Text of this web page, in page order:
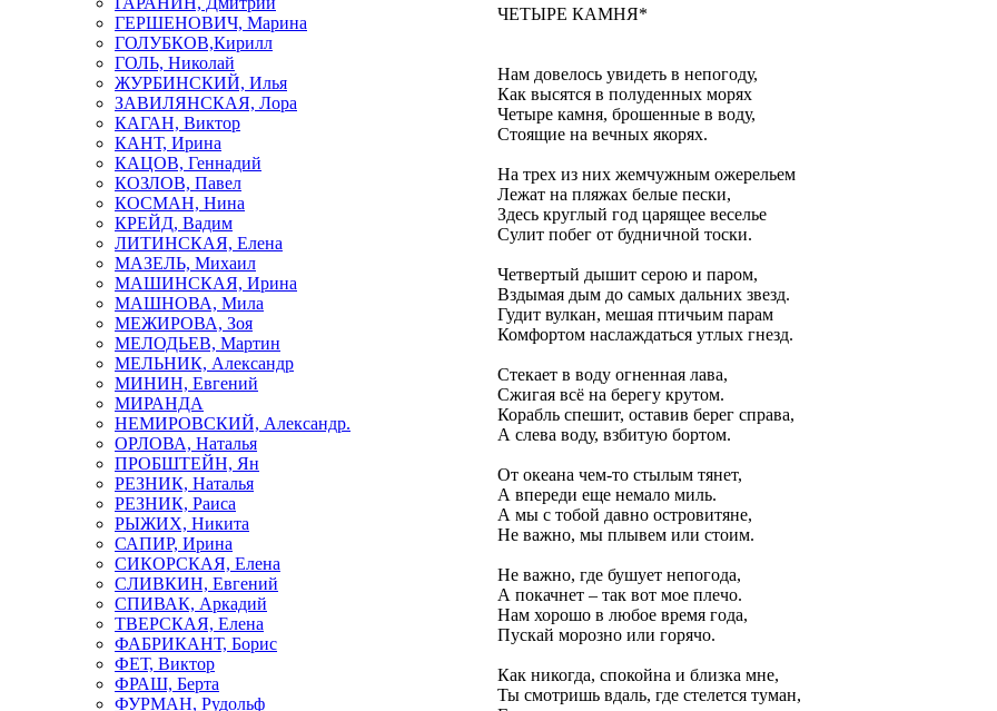
ГЕРШЕНОВИЧ, Марина
ГОЛУБКОВ,Кирилл
ГОЛЬ, Николай
ЖУРБИНСКИЙ, Илья
ЗАВИЛЯНСКАЯ, Лора
КАГАН, Виктор
КАНТ, Ирина
КАЦОВ, Геннадий
КОЗЛОВ, Павел
КОСМАН, Нина
КРЕЙД, Вадим
ЛИТИНСКАЯ, Елена
МАЗЕЛЬ, Михаил
МАШИНСКАЯ, Ирина
МАШНОВА, Мила
МЕЖИРОВА, Зоя
МЕЛОДЬЕВ, Мартин
МЕЛЬНИК, Александр
МИНИН, Евгений
МИРАНДА
НЕМИРОВСКИЙ, Александр.
ОРЛОВА, Наталья
ПРОБШТЕЙН, Ян
РЕЗНИК, Наталья
РЕЗНИК, Раиса
РЫЖИХ, Никита
САПИР, Ирина
СИКОРСКАЯ, Елена
СЛИВКИН, Евгений
СПИВАК, Аркадий
ТВЕРСКАЯ, Елена
ФАБРИКАНТ, Борис
ФЕТ, Виктор
ФРАШ, Берта
ФУРМАН, Рудольф
ЧЕТЫРЕ КАМНЯ*
Нам довелось увидеть в непогоду,
Как высятся в полуденных морях
Четыре камня, брошенные в воду,
Стоящие на вечных якорях.
На трех из них жемчужным ожерельем
Лежат на пляжах белые пески,
Здесь круглый год царящее веселье
Сулит побег от будничной тоски.
Четвертый дышит серою и паром,
Вздымая дым до самых дальних звезд.
Гудит вулкан, мешая птичьим парам
Комфортом наслаждаться утлых гнезд.
Стекает в воду огненная лава,
Сжигая всё на берегу крутом.
Корабль спешит, оставив берег справа,
А слева воду, взбитую бортом.
От океана чем-то стылым тянет,
А впереди еще немало миль.
А мы с тобой давно островитяне,
Не важно, мы плывем или стоим.
Не важно, где бушует непогода,
А покачнет – так вот мое плечо.
Нам хорошо в любое время года,
Пускай морозно или горячо.
Как никогда, спокойна и близка мне,
Ты смотришь вдаль, где стелется туман,